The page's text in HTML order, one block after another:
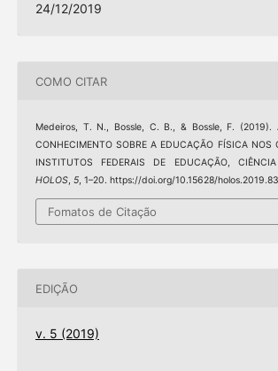
24/12/2019
COMO CITAR
Medeiros, T. N., Bossle, C. B., & Bossle, F. (2019).
CONHECIMENTO SOBRE A EDUCAÇÃO FÍSICA NOS
INSTITUTOS FEDERAIS DE EDUCAÇÃO,
HOLOS, 5, 1–20. https://doi.org/10.15628/
Fomatos de Citação
EDIÇÃO
v. 5 (2019)